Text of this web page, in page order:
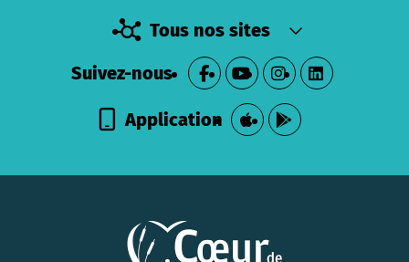
Tous nos sites
Suivez-nous
Application